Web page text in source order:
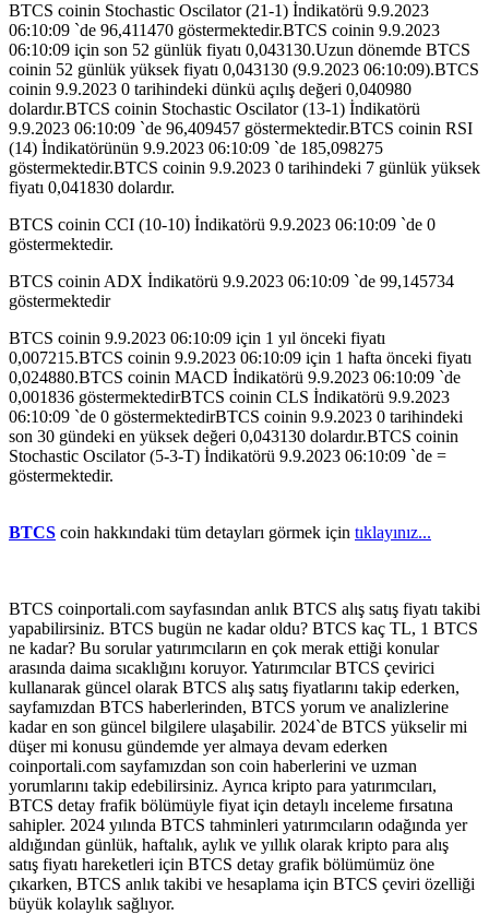
BTCS coinin Stochastic Oscilator (21-1) İndikatörü 9.9.2023
06:10:09 `de 96,411470 göstermektedir.BTCS coinin 9.9.2023
06:10:09 için son 52 günlük fiyatı 0,043130.Uzun dönemde BTCS
coinin 52 günlük yüksek fiyatı 0,043130 (9.9.2023 06:10:09).BTCS
coinin 9.9.2023 0 tarihindeki dünkü açılış değeri 0,040980
dolardır.BTCS coinin Stochastic Oscilator (13-1) İndikatörü
9.9.2023 06:10:09 `de 96,409457 göstermektedir.BTCS coinin RSI
(14) İndikatörünün 9.9.2023 06:10:09 `de 185,098275
göstermektedir.BTCS coinin 9.9.2023 0 tarihindeki 7 günlük yüksek
fiyatı 0,041830 dolardır.
BTCS coinin CCI (10-10) İndikatörü 9.9.2023 06:10:09 `de 0
göstermektedir.
BTCS coinin ADX İndikatörü 9.9.2023 06:10:09 `de 99,145734
göstermektedir
BTCS coinin 9.9.2023 06:10:09 için 1 yıl önceki fiyatı
0,007215.BTCS coinin 9.9.2023 06:10:09 için 1 hafta önceki fiyatı
0,024880.BTCS coinin MACD İndikatörü 9.9.2023 06:10:09 `de
0,001836 göstermektedirBTCS coinin CLS İndikatörü 9.9.2023
06:10:09 `de 0 göstermektedirBTCS coinin 9.9.2023 0 tarihindeki
son 30 gündeki en yüksek değeri 0,043130 dolardır.BTCS coinin
Stochastic Oscilator (5-3-T) İndikatörü 9.9.2023 06:10:09 `de =
göstermektedir.
BTCS coin hakkındaki tüm detayları görmek için tıklayınız...
BTCS coinportali.com sayfasından anlık BTCS alış satış fiyatı takibi
yapabilirsiniz. BTCS bugün ne kadar oldu? BTCS kaç TL, 1 BTCS
ne kadar? Bu sorular yatırımcıların en çok merak ettiği konular
arasında daima sıcaklığını koruyor. Yatırımcılar BTCS çevirici
kullanarak güncel olarak BTCS alış satış fiyatlarını takip ederken,
sayfamızdan BTCS haberlerinden, BTCS yorum ve analizlerine
kadar en son güncel bilgilere ulaşabilir. 2024`de BTCS yükselir mi
düşer mi konusu gündemde yer almaya devam ederken
coinportali.com sayfamızdan son coin haberlerini ve uzman
yorumlarını takip edebilirsiniz. Ayrıca kripto para yatırımcıları,
BTCS detay frafik bölümüyle fiyat için detaylı inceleme fırsatına
sahipler. 2024 yılında BTCS tahminleri yatırımcıların odağında yer
aldığından günlük, haftalık, aylık ve yıllık olarak kripto para alış
satış fiyatı hareketleri için BTCS detay grafik bölümümüz öne
çıkarken, BTCS anlık takibi ve hesaplama için BTCS çeviri özelliği
büyük kolaylık sağlıyor.